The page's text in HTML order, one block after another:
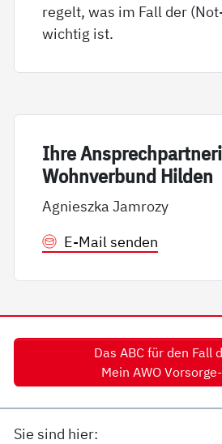
regelt, was im Fall der
wichtig ist.
Ih­re
Wohn­ver­bund Hil­den
Agnieszka Jamrozy
E-Mail senden
Das ABC für den Fall
Mein AWO
Sie sind hier: